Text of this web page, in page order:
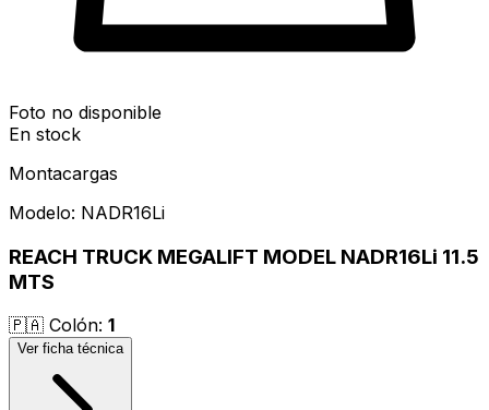
Foto no disponible
En stock
Montacargas
Modelo: NADR16Li
REACH TRUCK MEGALIFT MODEL NADR16Li 11.5
MTS
🇵🇦 Colón: 1
Ver ficha técnica